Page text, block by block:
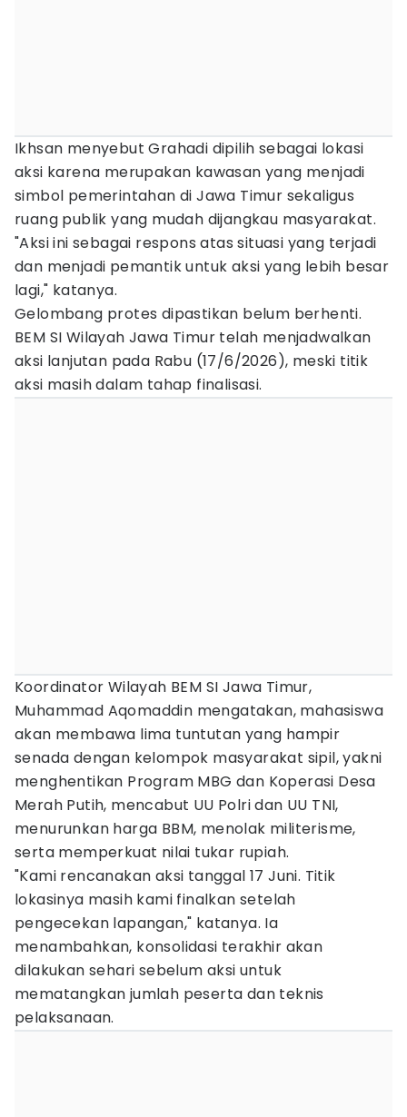
Ikhsan menyebut Grahadi dipilih sebagai lokasi
aksi karena merupakan kawasan yang menjadi
simbol pemerintahan di Jawa Timur sekaligus
ruang publik yang mudah dijangkau masyarakat.
"Aksi ini sebagai respons atas situasi yang terjadi
dan menjadi pemantik untuk aksi yang lebih besar
lagi," katanya.
Gelombang protes dipastikan belum berhenti.
BEM SI Wilayah Jawa Timur telah menjadwalkan
aksi lanjutan pada Rabu (17/6/2026), meski titik
aksi masih dalam tahap finalisasi.
Koordinator Wilayah BEM SI Jawa Timur,
Muhammad Aqomaddin mengatakan, mahasiswa
akan membawa lima tuntutan yang hampir
senada dengan kelompok masyarakat sipil, yakni
menghentikan Program MBG dan Koperasi Desa
Merah Putih, mencabut UU Polri dan UU TNI,
menurunkan harga BBM, menolak militerisme,
serta memperkuat nilai tukar rupiah.
"Kami rencanakan aksi tanggal 17 Juni. Titik
lokasinya masih kami finalkan setelah
pengecekan lapangan," katanya. Ia
menambahkan, konsolidasi terakhir akan
dilakukan sehari sebelum aksi untuk
mematangkan jumlah peserta dan teknis
pelaksanaan.